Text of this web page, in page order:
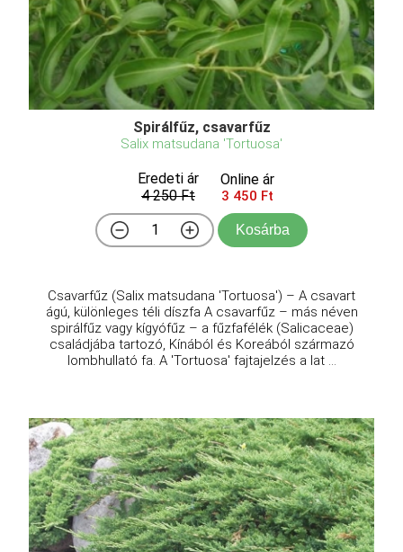
Spirálfűz, csavarfűz
Salix matsudana 'Tortuosa'
Eredeti ár
4 250 Ft
Online ár
3 450 Ft
Kosárba
Csavarfűz (Salix matsudana 'Tortuosa') – A csavart
ágú, különleges téli díszfa A csavarfűz – más néven
spirálfűz vagy kígyófűz – a fűzfafélék (Salicaceae)
családjába tartozó, Kínából és Koreából származó
lombhullató fa. A 'Tortuosa' fajtajelzés a lat ...